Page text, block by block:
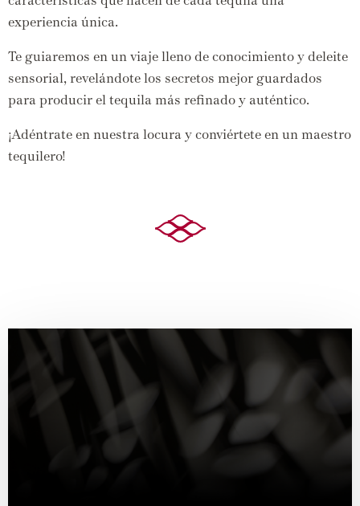
experiencia única.
Te guiaremos en un viaje lleno de conocimiento y deleite
sensorial, revelándote los secretos mejor guardados
para producir el tequila más refinado y auténtico.
¡Adéntrate en nuestra locura y conviértete en un maestro
tequilero!